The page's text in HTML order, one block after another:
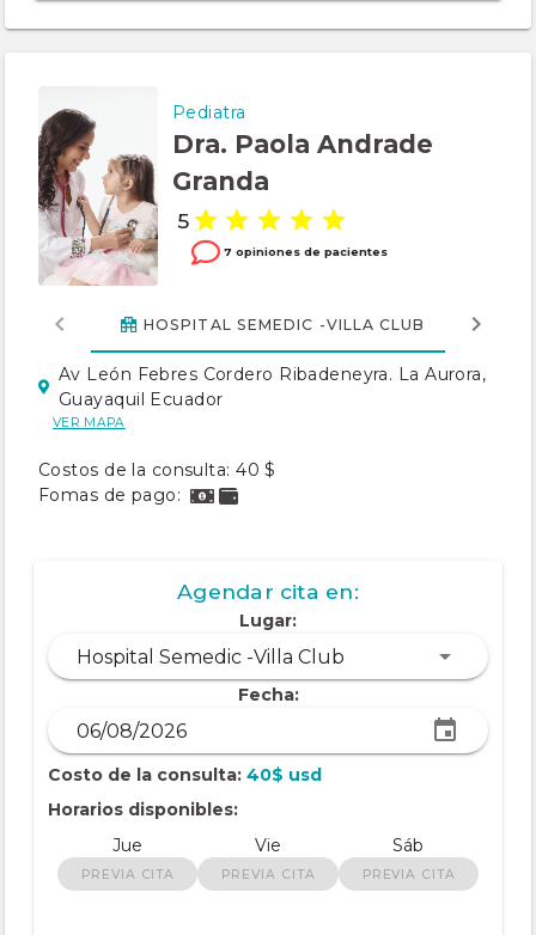
Pediatra
Dra. Paola Andrade
Granda
5
7 opiniones de pacientes
HOSPITAL SEMEDIC -VILLA CLUB
Av León Febres Cordero Ribadeneyra. La Aurora,
Guayaquil Ecuador
VER MAPA
Costos de la consulta: 40 $
Fomas de pago:
Agendar cita en:
Lugar:
Hospital Semedic -Villa Club
Fecha:
Costo de la consulta: 40$ usd
Horarios disponibles:
Jue
PREVIA CITA
Vie
PREVIA CITA
Sáb
PREVIA CITA